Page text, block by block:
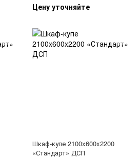
Цену уточняйте
Шкаф-купе 2100x600x2200
«Стандарт» ДСП